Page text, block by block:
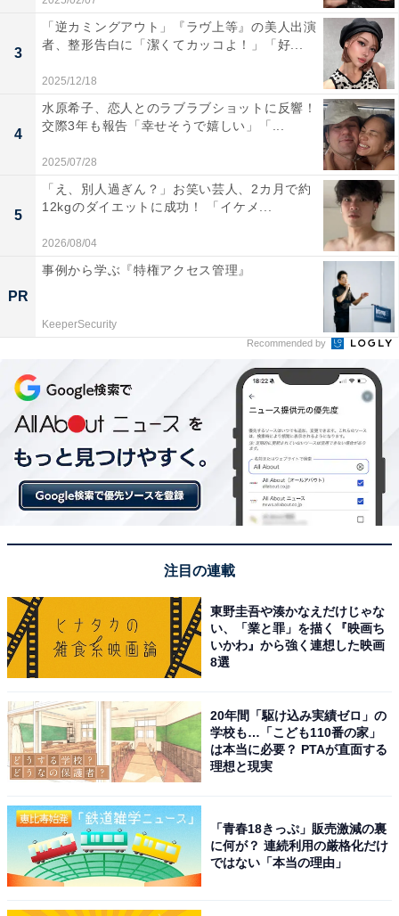
3
「逆カミングアウト」『ラヴ上等』の美人出演
者、整形告白に「潔くてカッコよ！」「好...
2025/12/18
4
水原希子、恋人とのラブラブショットに反響！
交際3年も報告「幸せそうで嬉しい」「...
2025/07/28
5
「え、別人過ぎん？」お笑い芸人、2カ月で約
12kgのダイエットに成功！ 「イケメ...
2026/08/04
PR
事例から学ぶ『特権アクセス管理』
KeeperSecurity
Recommended by
注目の連載
東野圭吾や湊かなえだけじゃな
い、「業と罪」を描く『映画ち
いかわ』から強く連想した映画
8選
20年間「駆け込み実績ゼロ」の
学校も…「こども110番の家」
は本当に必要？ PTAが直面する
理想と現実
「青春18きっぷ」販売激減の裏
に何が？ 連続利用の厳格化だけ
ではない「本当の理由」